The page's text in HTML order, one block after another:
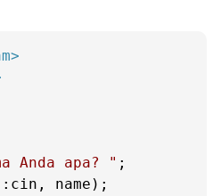
Anda apa? " ;
name);